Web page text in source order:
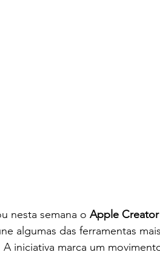
nesta semana o Apple
algumas das ferramentas
A iniciativa marca um